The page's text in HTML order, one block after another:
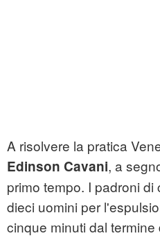
A risolvere la pratica
Edinson Cavani, a
primo tempo. I padroni
dieci uomini per
cinque minuti dal termine